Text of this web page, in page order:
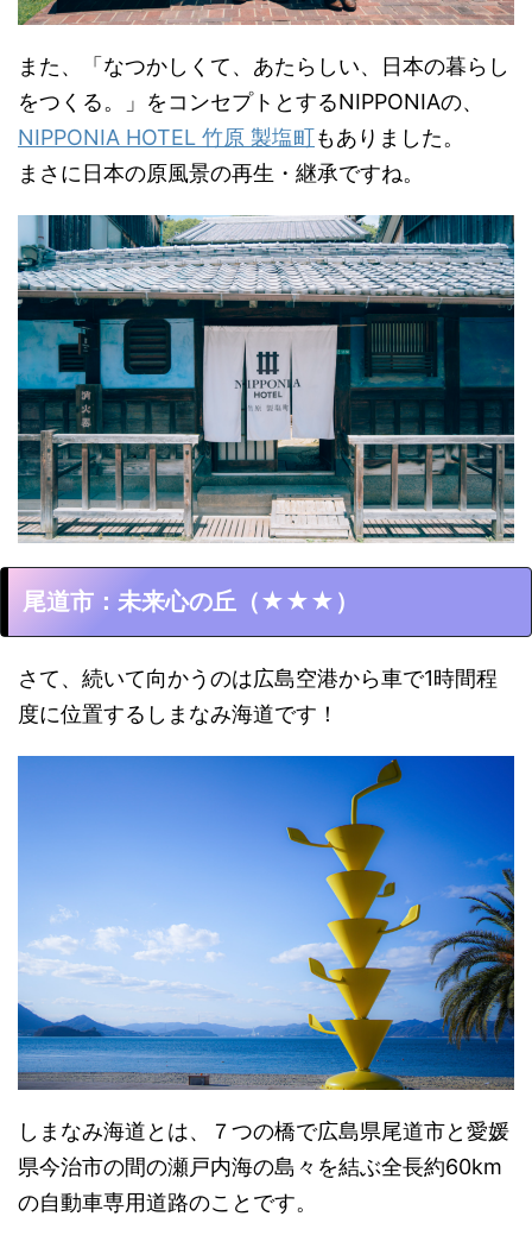
また、「なつかしくて、あたらしい、日本の暮らし
をつくる。」をコンセプトとするNIPPONIAの、
NIPPONIA HOTEL 竹原 製塩町もありました。
まさに日本の原風景の再生・継承ですね。
尾道市：未来心の丘（★★★）
さて、続いて向かうのは広島空港から車で1時間程
度に位置するしまなみ海道です！
しまなみ海道とは、７つの橋で広島県尾道市と愛媛
県今治市の間の瀬戸内海の島々を結ぶ全長約60km
の自動車専用道路のことです。